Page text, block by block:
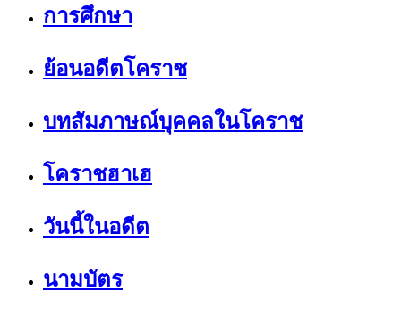
การศึกษา
ย้อนอดีตโคราช
บทสัมภาษณ์บุคคลในโคราช
โคราชฮาเฮ
วันนี้ในอดีต
นามบัตร